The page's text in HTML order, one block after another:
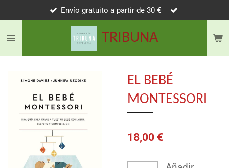
contenido
TRIBUNA
Envío gratuito a partir de 30 €
EL BEBÉ
MONTESSORI
18,00 €